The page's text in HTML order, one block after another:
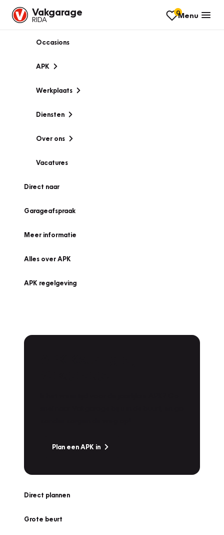
Vakgarage
RIDA
0Menu
Occasions
APK
Werkplaats
Diensten
Over ons
Vacatures
Direct naar
Garageafspraak
Meer informatie
Alles over APK
APK regelgeving
Plan een APK in
Direct plannen
Grote beurt